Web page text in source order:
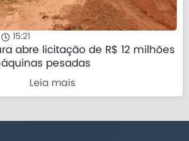
15:21
abre licitação de R$ 12 milhões
pesadas
Leia mais